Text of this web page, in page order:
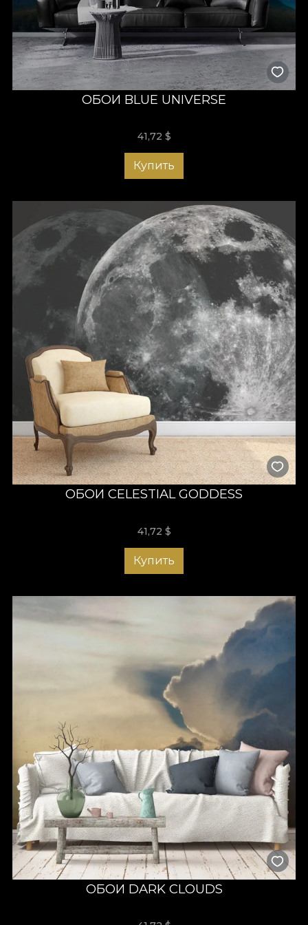
ОБОИ BLUE UNIVERSE
41,72 $
Купить
ОБОИ CELESTIAL GODDESS
41,72 $
Купить
ОБОИ DARK CLOUDS